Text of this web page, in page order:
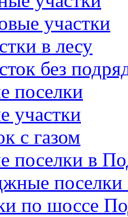
участки
в лесу
без
поселки
участки
с газом
поселки в
по шоссе